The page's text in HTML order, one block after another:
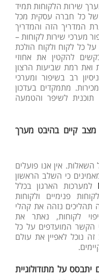
שירות הלקוחות תמיד
של כל חברה עסקית מכל
המדריך הזה והמדריך
כל לקוח ולקוח הולכת
להקטין את אחוזי
ואת רמת שביעות הרצון
רב בשיפור ומערכי
מתמקדים בעדכון
תוכנית לשיפר והטמעה
מצב קיים בהיבט מערך
השאלות. אין אנו פועלים
כי השלב הראשון
למערכות הארגון בכלל
פנימיים ולקוחות
תהליכים נזהה את קהלי
לקוחות, נאתר את
הקשר המועדפים על כל
נוכל לאפיין את עולם
יתבסס על מתודולוגיית